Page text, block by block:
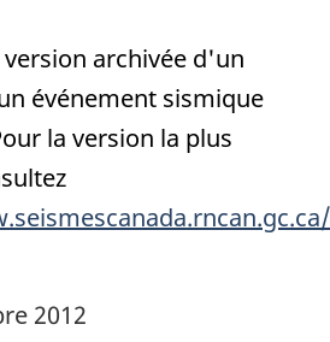
version archivée d'un
événement sismique
la version la plus
2012